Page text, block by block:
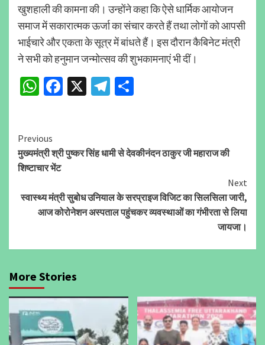
खुशहाली की कामना की। उन्होंने कहा कि ऐसे धार्मिक आयोजन
समाज में सकारात्मक ऊर्जा का संचार करते हैं तथा लोगों को आपसी
भाईचारे और एकता के सूत्र में बांधते हैं। इस दौरान कैबिनेट मंत्री
ने सभी को हनुमान जन्मोत्सव की शुभकामनाएं भी दीं।
WhatsApp
Facebook
X Telegram
Continue
Reading
Previous
मुख्यमंत्री श्री पुष्कर सिंह धामी से देवकीनंदन ठाकुर जी महाराज की
शिष्टाचार भेंट
Next
स्वास्थ्य मंत्री सुबोध उनियाल के सरप्राइज विजिट का सिलसिला जारी,
आज कोरोनेशन अस्पताल पहुंचकर व्यवस्थाओं का गंभीरता से लिया
जायजा।
More Stories